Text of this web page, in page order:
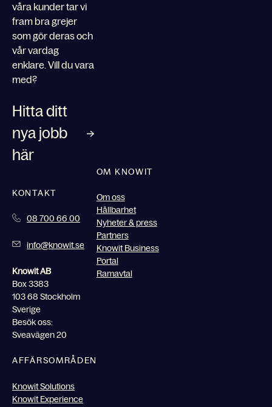
våra kunder tar vi
fram bra grejer
som gör deras och
vår vardag
enklare. Vill du vara
med?
Hitta ditt
nya jobb
här
KONTAKT
08 700 66 00
info@knowit.se
Knowit AB
Box 3383
103 68 Stockholm
Sverige
Besök oss:
Sveavägen 20
OM KNOWIT
Om oss
Hållbarhet
Nyheter & press
Partners
Knowit Business
Portal
Ramavtal
AFFÄRSOMRÅDEN
Knowit Solutions
Knowit Experience